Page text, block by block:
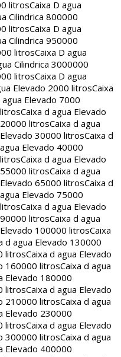
litrosCaixa D agua
Cilindrica 800000
litrosCaixa D agua
Cilindrica 950000
litrosCaixa D agua
Cilindrica 3000000
litrosCaixa D agua
Elevado 2000 litrosCaixa
agua Elevado 7000
Caixa d agua Elevado
litrosCaixa d agua
30000 litrosCaixa d
Elevado 40000
Caixa d agua Elevado
litrosCaixa d agua
65000 litrosCaixa d
Elevado 75000
Caixa d agua Elevado
litrosCaixa d agua
100000 litrosCaixa
d agua Elevado 130000
litrosCaixa d agua Elevado
160000 litrosCaixa d agua
Elevado 180000
litrosCaixa d agua Elevado
210000 litrosCaixa d agua
Elevado 230000
litrosCaixa d agua Elevado
300000 litrosCaixa d agua
Elevado 400000